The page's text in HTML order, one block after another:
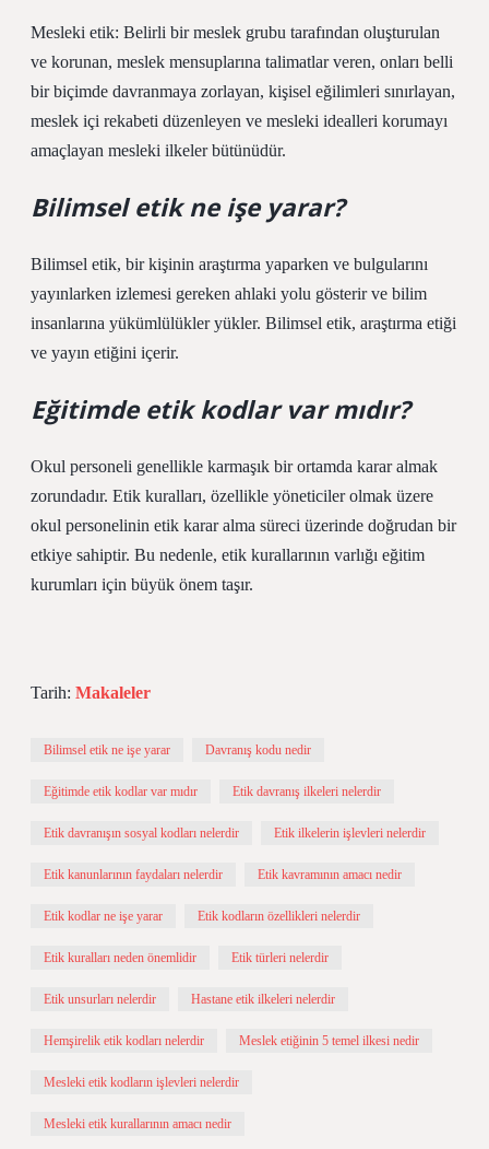
Mesleki etik: Belirli bir meslek grubu tarafından oluşturulan
ve korunan, meslek mensuplarına talimatlar veren, onları belli
bir biçimde davranmaya zorlayan, kişisel eğilimleri sınırlayan,
meslek içi rekabeti düzenleyen ve mesleki idealleri korumayı
amaçlayan mesleki ilkeler bütünüdür.
Bilimsel etik ne işe yarar?
Bilimsel etik, bir kişinin araştırma yaparken ve bulgularını
yayınlarken izlemesi gereken ahlaki yolu gösterir ve bilim
insanlarına yükümlülükler yükler. Bilimsel etik, araştırma etiği
ve yayın etiğini içerir.
Eğitimde etik kodlar var mıdır?
Okul personeli genellikle karmaşık bir ortamda karar almak
zorundadır. Etik kuralları, özellikle yöneticiler olmak üzere
okul personelinin etik karar alma süreci üzerinde doğrudan bir
etkiye sahiptir. Bu nedenle, etik kurallarının varlığı eğitim
kurumları için büyük önem taşır.
Tarih: Makaleler
Bilimsel etik ne işe yarar Davranış kodu nedir
Eğitimde etik kodlar var mıdır Etik davranış ilkeleri nelerdir
Etik davranışın sosyal kodları nelerdir Etik ilkelerin işlevleri nelerdir
Etik kanunlarının faydaları nelerdir Etik kavramının amacı nedir
Etik kodlar ne işe yarar Etik kodların özellikleri nelerdir
Etik kuralları neden önemlidir Etik türleri nelerdir
Etik unsurları nelerdir Hastane etik ilkeleri nelerdir
Hemşirelik etik kodları nelerdir Meslek etiğinin 5 temel ilkesi nedir
Mesleki etik kodların işlevleri nelerdir
Mesleki etik kurallarının amacı nedir